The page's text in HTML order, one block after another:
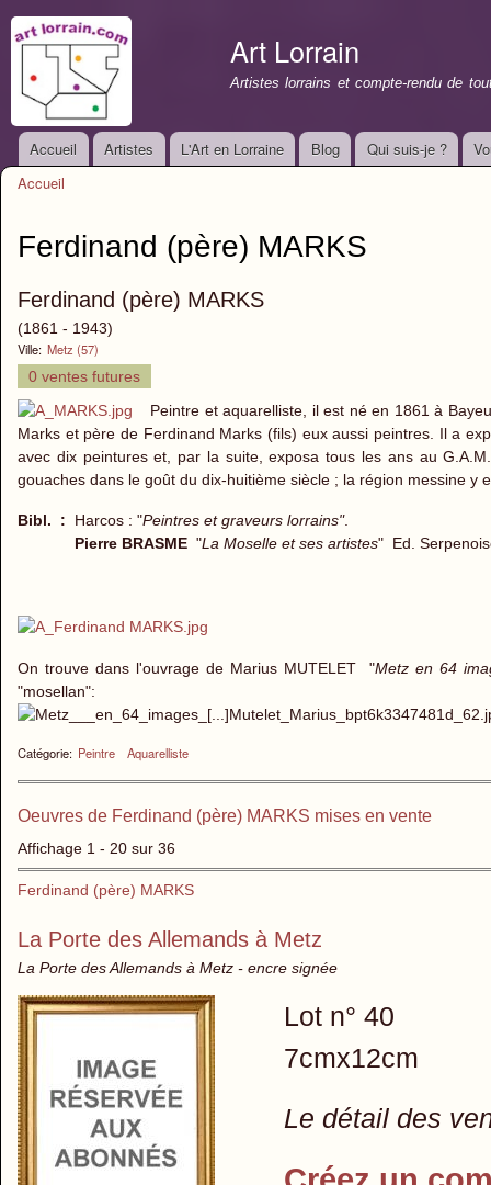
Art Lorrain
Artistes lorrains et compte-rendu de
Menu principal
Accueil Artistes L'Art en Lorraine Blog Qui suis-je ?
Accueil
Ferdinand (père) MARKS
Ferdinand (père) MARKS
(1861 - 1943)
Ville: Metz (57)
0 ventes futures
Peintre et aquarelliste, il est né en 1861 à
Marks et père de Ferdinand Marks (fils) eux aussi peintres. Il a
avec dix peintures et, par la suite, exposa tous les ans au
gouaches dans le goût du dix-huitième siècle ; la région messine
Bibl. : Harcos : "Peintres et graveurs lorrains".
Pierre BRASME "La Moselle et ses artistes" Ed.
On trouve dans l'ouvrage de Marius MUTELET "Metz en 64
"mosellan":
Catégorie: Peintre Aquarelliste
Oeuvres de Ferdinand (père) MARKS mises en vente
Affichage 1 - 20 sur 36
Ferdinand (père) MARKS
La Porte des Allemands à Metz
La Porte des Allemands à Metz - encre signée
Lot n° 40
7cmx12cm
Le détail des